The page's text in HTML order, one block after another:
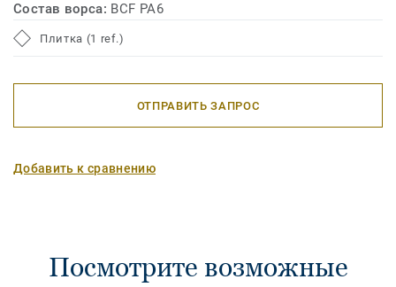
Состав ворса: BCF PA6
Плитка (1 ref.)
ОТПРАВИТЬ ЗАПРОС
Добавить к сравнению
Посмотрите возможные